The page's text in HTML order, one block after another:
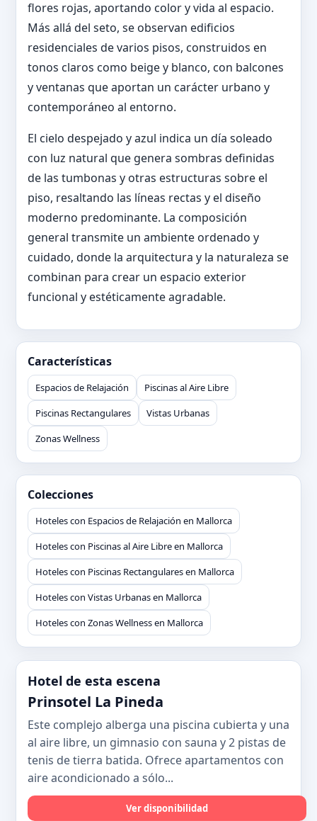
flores rojas, aportando color y vida al espacio.
Más allá del seto, se observan edificios
residenciales de varios pisos, construidos en
tonos claros como beige y blanco, con balcones
y ventanas que aportan un carácter urbano y
contemporáneo al entorno.
El cielo despejado y azul indica un día soleado
con luz natural que genera sombras definidas
de las tumbonas y otras estructuras sobre el
piso, resaltando las líneas rectas y el diseño
moderno predominante. La composición
general transmite un ambiente ordenado y
cuidado, donde la arquitectura y la naturaleza se
combinan para crear un espacio exterior
funcional y estéticamente agradable.
Características
Espacios de Relajación
Piscinas al Aire Libre
Piscinas Rectangulares
Vistas Urbanas
Zonas Wellness
Colecciones
Hoteles con Espacios de Relajación en Mallorca
Hoteles con Piscinas al Aire Libre en Mallorca
Hoteles con Piscinas Rectangulares en Mallorca
Hoteles con Vistas Urbanas en Mallorca
Hoteles con Zonas Wellness en Mallorca
Hotel de esta escena
Prinsotel La Pineda
Este complejo alberga una piscina cubierta y una
al aire libre, un gimnasio con sauna y 2 pistas de
tenis de tierra batida. Ofrece apartamentos con
aire acondicionado a sólo...
Ver disponibilidad